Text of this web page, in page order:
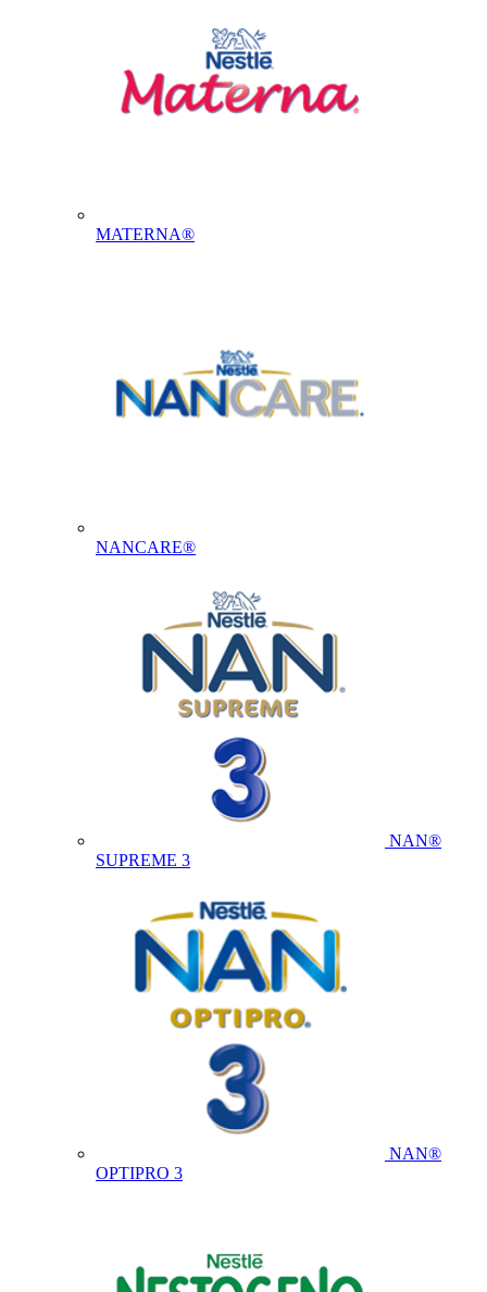
MATERNA®
NANCARE®
NAN®
SUPREME 3
NAN®
OPTIPRO 3